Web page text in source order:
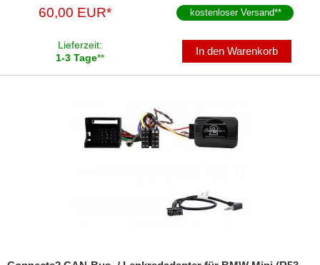
für John Deere
für KIA
für Land Rover
60,00 EUR* kostenloser Versand**
Lieferzeit:
1-3 Tage**
In den Warenkorb